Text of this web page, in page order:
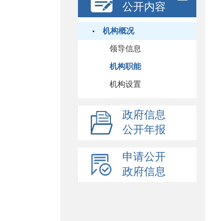
公开内容
机构概况
领导信息
机构职能
机构设置
政府信息
公开年报
申请公开
政府信息